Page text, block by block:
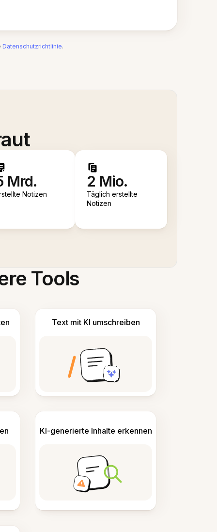
Datenschutzrichtlinie.
Mrd.
Notizen
2 Mio.
Täglich erstellte
Notizen
Tools
Text mit KI umschreiben
KI-generierte Inhalte erkennen